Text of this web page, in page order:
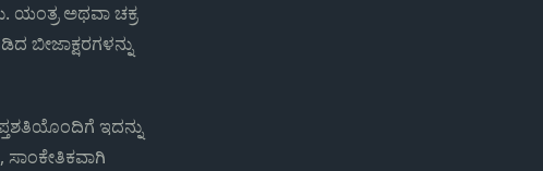
ಯಂತ್ರ ಅಥವಾ ಚಕ್ರ
ಬೀಜಾಕ್ಷರಗಳನ್ನು
ಇದನ್ನು